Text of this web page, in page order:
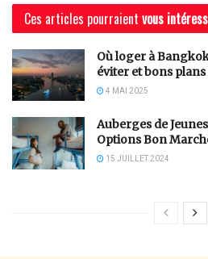
Ces articles pourraient vous
Où loger à
éviter et bons
4 MAI 2025
Auberges de
Options Bon
15 JUILLET 2024